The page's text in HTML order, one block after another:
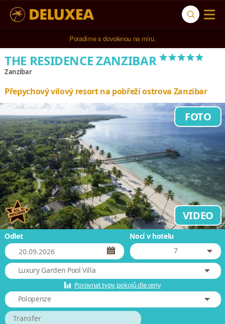
Poradíme s dovolenou na míru.
5* cestovní kancelář na luxusní dovolenou od 100.000 Kč.
THE RESIDENCE ZANZIBAR*****
Zanzibar
Přepychový vilový resort na pobřeží ostrova Zanzibar
FOTO
VIDEO
Odlet
Nocí v hotelu
7
Luxury Garden Pool Villa
Porovnat typy pokojů dle ceny
Polopenze
Transfer